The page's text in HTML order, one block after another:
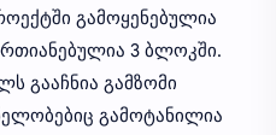
გამოყენებულია
3 ბლოკში.
გააჩნია გამზომი
გამოტანილია